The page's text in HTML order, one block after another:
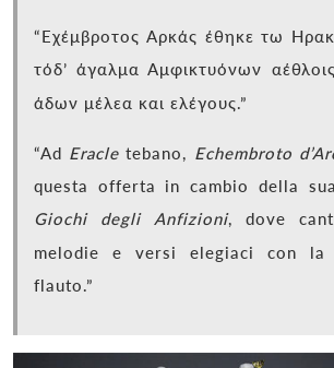
“Εχέμβροτος Αρκάς έθηκε τω
τόδ’ άγαλμα Αμφικτυόνων
άδων μέλεα και ελέγους.”
“Ad Eracle tebano, Echembroto
questa offerta in cambio della
Giochi degli Anfizioni, dove
melodie e versi elegiaci con la
flauto.”